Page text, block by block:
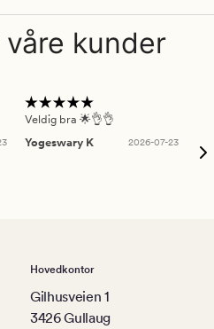
kunder
Veldig bra 🌟👌👌
Yogeswary K
2026-07-23
Hovedkontor
Gilhusveien 1
3426 Gullaug